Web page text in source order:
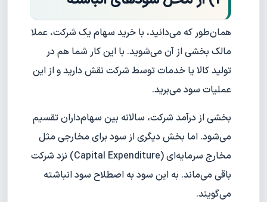
همان‌طور که می‌دانید، با خرید سهام یک شرکت، عملا
مالک بخشی از آن می‌شوید. با این کار شما هم در
تولید کالا یا خدمات توسط شرکت نقش دارید و از این
عملیات سود می‌برید.
بخشی از درآمد شرکت، سالانه بین سهام‌داران تقسیم
می‌شود. اما بخش دیگری از سود برای مخارجی مثل
مخارج سرمایه‌ای (Capital Expenditure) نزد شرکت
باقی می‌ماند. به این سود به اصطلاح سود انباشته
می‌گویند.